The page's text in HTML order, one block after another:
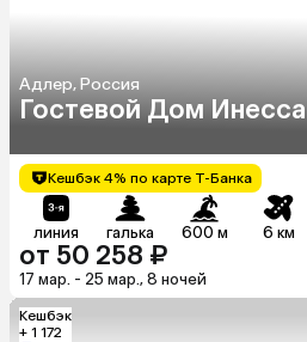
Адлер, Россия
Гостевой Дом Инесса
Кешбэк 4% по карте Т-Банка
линия галька 600 м 6 км
от 50 258 ₽
17 мар. - 25 мар., 8 ночей
Кешбэк
+ 1 172